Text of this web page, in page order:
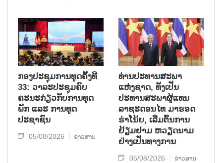
ກອງປະຊຸມການທູດຄັ້ງທີ
33: ວາລະປະຊຸມຄົບ
ຄະນະກ່ຽວກັບການທູດ
ພັກ ແລະ ການທູດ
ປະຊາຊົນ
05/08/2026 ຂ່າວສານ
ທ່ານປະທານສະພາ
ແຫ່ງຊາດ, ທັງເປັນ
ປະທານສະພາຜູ້ແທນ
ລາຊະດອນໄທ ມາຮອດ
ຮ່າໂນ້ຍ, ເລີ່ມຕົ້ນການ
ຢ້ຽມຢາມ ຫວຽດນາມ
ຢ່າງເປັນທາງການ
05/08/2026 ຂ່າວສານ